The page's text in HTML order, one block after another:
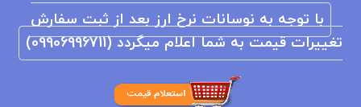
با توجه به نوسانات نرخ ارز بعد از ثبت سفارش
تغییرات قیمت به شما اعلام میگردد (09906996711)